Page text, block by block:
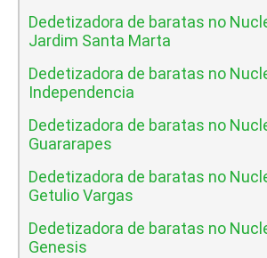
Dedetizadora de baratas no
Jardim Santa Marta
Dedetizadora de baratas no
Independencia
Dedetizadora de baratas no
Guararapes
Dedetizadora de baratas no
Getulio Vargas
Dedetizadora de baratas no
Genesis